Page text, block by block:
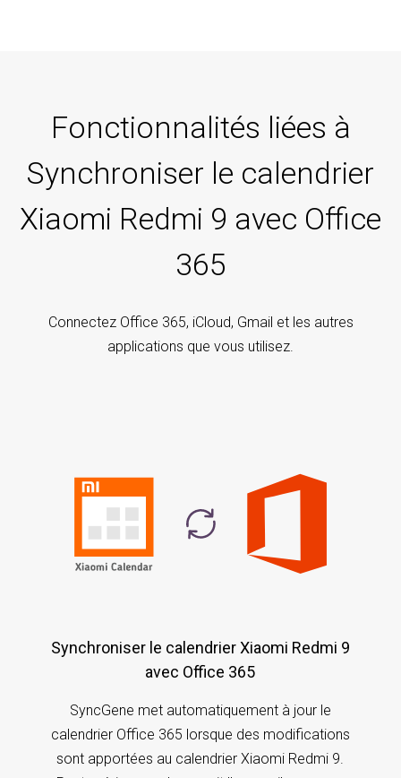
Fonctionnalités liées à
Synchroniser le calendrier
Xiaomi Redmi 9 avec Office
365
Connectez Office 365, iCloud, Gmail et les autres
applications que vous utilisez.
Synchroniser le calendrier Xiaomi Redmi 9
avec Office 365
SyncGene met automatiquement à jour le
calendrier Office 365 lorsque des modifications
sont apportées au calendrier Xiaomi Redmi 9.